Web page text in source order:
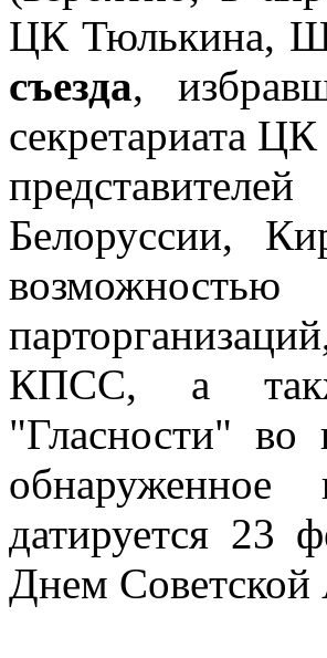
ЦК Тюлькина,
съезда,
секретариата
Белоруссии,
возможностью
КПСС, а
"Гласности" во
обнаруженное
датируется 23
Днем